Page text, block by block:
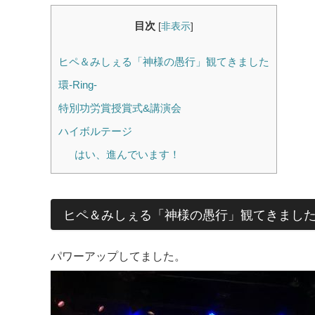
目次 [非表示]
ヒペ＆みしぇる「神様の愚行」観てきました
環-Ring-
特別功労賞授賞式&講演会
ハイボルテージ
はい、進んでいます！
ヒペ＆みしぇる「神様の愚行」観てきまし
パワーアップしてました。